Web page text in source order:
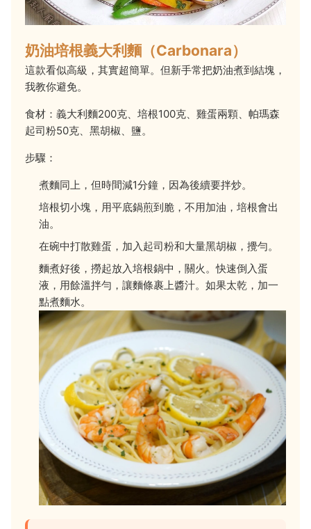
奶油培根義大利麵（Carbonara）
這款看似高級，其實超簡單。但新手常把奶油煮到結塊，
我教你避免。
食材：義大利麵200克、培根100克、雞蛋兩顆、帕瑪森
起司粉50克、黑胡椒、鹽。
步驟：
煮麵同上，但時間減1分鐘，因為後續要拌炒。
培根切小塊，用平底鍋煎到脆，不用加油，培根會出
油。
在碗中打散雞蛋，加入起司粉和大量黑胡椒，攪勻。
麵煮好後，撈起放入培根鍋中，關火。快速倒入蛋
液，用餘溫拌勻，讓麵條裹上醬汁。如果太乾，加一
點煮麵水。